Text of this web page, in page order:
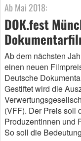
Ab Mai 2018:
DOK.fest
Ab dem nächsten
einen neuen
Deutsche
Gestiftet wird die
(VFF). Der Preis soll
Produzentinnen und
So soll die